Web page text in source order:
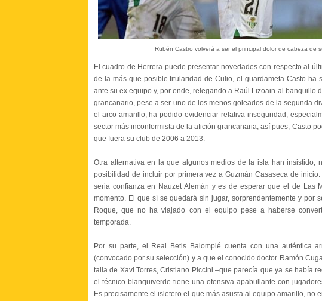
Rubén Castro volverá a ser el principal dolor de cabeza de
El cuadro de Herrera puede presentar novedades con respecto al
de la más que posible titularidad de Culio, el guardameta Casto ha
ante su ex equipo y, por ende, relegando a Raúl Lizoain al banquillo
grancanario, pese a ser uno de los menos goleados de la segunda
el arco amarillo, ha podido evidenciar relativa inseguridad,
sector más inconformista de la afición grancanaria; así pues, Casto
que fuera su club de 2006 a 2013.
Otra alternativa en la que algunos medios de la isla han insistido,
posibilidad de incluir por primera vez a Guzmán Casaseca de
seria confianza en Nauzet Alemán y es de esperar que el de Las
momento. El que sí se quedará sin jugar, sorprendentemente y por
Roque, que no ha viajado con el equipo pese a haberse
temporada.
Por su parte, el Real Betis Balompié cuenta con una auténtica
(convocado por su selección) y a que el conocido doctor Ramón
talla de Xavi Torres, Cristiano Piccini –que parecía que ya se había
el técnico blanquiverde tiene una ofensiva apabullante con
Es precisamente el isletero el que más asusta al equipo amarillo, no